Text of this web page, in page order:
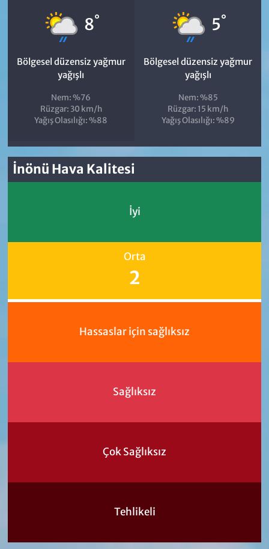
8°
Bölgesel düzensiz yağmur
yağışlı
Nem: %76
Rüzgar: 30 km/h
Yağış Olasılığı: %88
5°
Bölgesel düzensiz yağmur
yağışlı
Nem: %85
Rüzgar: 15 km/h
Yağış Olasılığı: %89
İnönü Hava Kalitesi
İyi
Orta
2
Hassaslar için sağlıksız
Sağlıksız
Çok Sağlıksız
Tehlikeli